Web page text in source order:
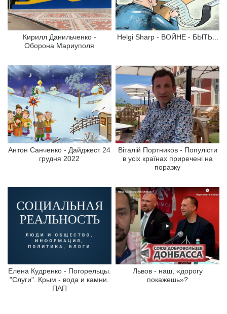
Кирилл Данильченко -
Оборона Мариуполя
Helgi Sharp - ВОЙНЕ - БЫТЬ...
Антон Санченко - Дайджест 24
грудня 2022
Віталій Портников - Популісти
в усіх країнах приречені на
поразку
Елена Кудренко - Погорельцы.
"Слуги". Крым - вода и камни.
ПАП
Львов - наш, «дорогу
покажешь»?